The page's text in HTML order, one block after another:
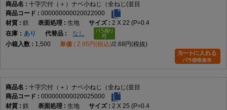
A4. データでは鉄です。
Q5. サイズ展開はどのくらいありますか。
Q6. 皿小ねじとの違いは何ですか。
A6. 皿小ねじは頭部を埋め込めますが、本商品は頭部が表面に残ります。
十字穴付（＋）ナベ小ねじ（全ねじ(並目
000000000020022000
鉄
生地
2 X 22 (P=0.4
在庫
あり
なし
1,500
2.95円(税込) 2.68円(税抜)
十字穴付（＋）ナベ小ねじ（全ねじ(並目
000000000020025000
鉄
生地
2 X 25 (P=0.4